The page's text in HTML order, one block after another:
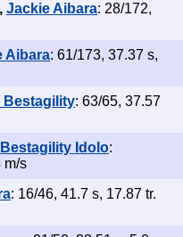
, Jackie Aibara: 28/172,
Aibara: 61/173, 37.37 s,
Bestagility: 63/65, 37.57
Idolo:
m/s
: 16/46, 41.7 s, 17.87 tr.